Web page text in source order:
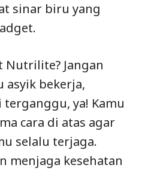
sinar biru yang
Nutrilite? Jangan
asyik bekerja,
ya! Kamu
cara di atas agar
selalu terjaga.
menjaga kesehatan